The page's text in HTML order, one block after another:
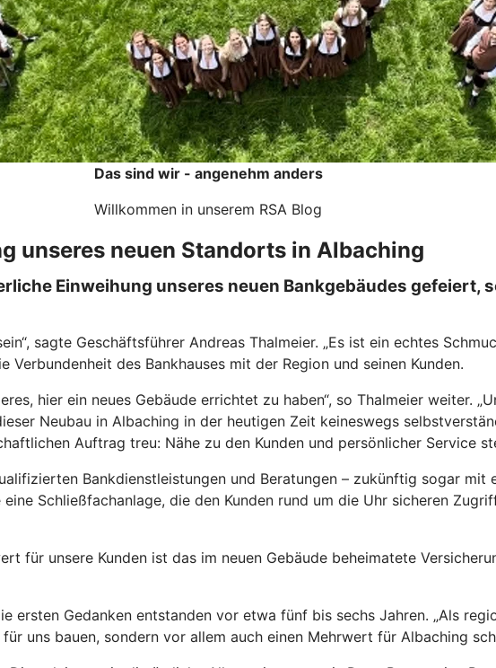
Das sind wir - angenehm anders
Willkommen in unserem RSA Blog
unseres neuen Standorts in Albaching
Einweihung unseres neuen Bankgebäudes gefeiert,
sagte Geschäftsführer Andreas Thalmeier. „Es ist ein echtes
des Bankhauses mit der Region und seinen Kunden.
hier ein neues Gebäude errichtet zu haben“, so Thalmeier weiter.
Neubau in Albaching in der heutigen Zeit keineswegs
Auftrag treu: Nähe zu den Kunden und persönlicher Service
Bankdienstleistungen und Beratungen – zukünftig sogar mit
Schließfachanlage, die den Kunden rund um die Uhr sicheren
für unsere Kunden ist das im neuen Gebäude beheimatete
ersten Gedanken entstanden vor etwa fünf bis sechs Jahren. „Als
uns bauen, sondern vor allem auch einen Mehrwert für Albaching